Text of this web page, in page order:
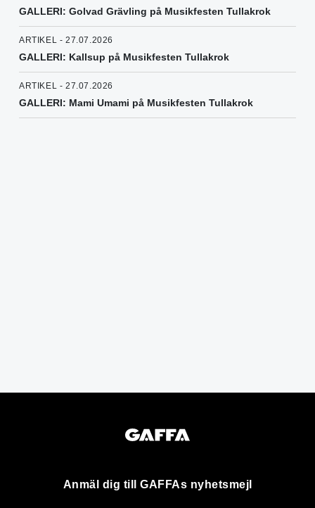
GALLERI: Golvad Grävling på Musikfesten Tullakrok
ARTIKEL - 27.07.2026
GALLERI: Kallsup på Musikfesten Tullakrok
ARTIKEL - 27.07.2026
GALLERI: Mami Umami på Musikfesten Tullakrok
Anmäl dig till GAFFAs nyhetsmejl